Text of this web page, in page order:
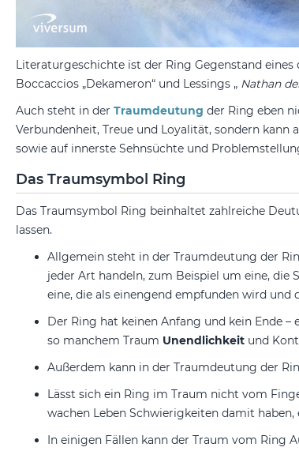
Literaturgeschichte ist der Ring Gegenstand
Boccaccios „Dekameron“ und Lessings „ Nathan
Auch steht in der Traumdeutung der Ring eben
Verbundenheit, Treue und Loyalität, sondern
sowie auf innerste Sehnsüchte und
Das Traumsymbol Ring
Das Traumsymbol Ring beinhaltet zahlreiche
lassen.
Allgemein steht in der Traumdeutung der
jeder Art handeln, zum Beispiel um eine,
eine, die als einengend empfunden wird und
Der Ring hat keinen Anfang und kein Ende
so manchem Traum Unendlichkeit und
Außerdem kann in der Traumdeutung der
Lässt sich ein Ring im Traum nicht vom
wachen Leben Schwierigkeiten damit
In einigen Fällen kann der Traum vom Ring